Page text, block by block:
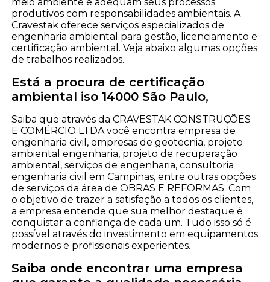
produtivos com responsabilidades ambientais. A
Cravestak oferece serviços especializados de
engenharia ambiental para gestão, licenciamento e
certificação ambiental. Veja abaixo algumas opções
de trabalhos realizados.
Está a procura de certificação
ambiental iso 14000 São Paulo,
Saiba que através da CRAVESTAK CONSTRUÇÕES
E COMÉRCIO LTDA você encontra empresa de
engenharia civil, empresas de geotecnia, projeto
ambiental engenharia, projeto de recuperação
ambiental, serviços de engenharia, consultoria
engenharia civil em Campinas, entre outras opções
de serviços da área de OBRAS E REFORMAS. Com
o objetivo de trazer a satisfação a todos os clientes,
a empresa entende que sua melhor destaque é
conquistar a confiança de cada um. Tudo isso só é
possível através do investimento em equipamentos
modernos e profissionais experientes.
Saiba onde encontrar uma empresa